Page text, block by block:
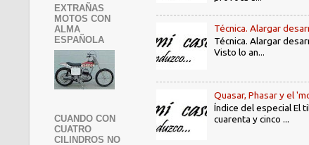
Técnica. Alargar
Técnica. Alargar
Visto lo an...
Quasar, Phasar y el
Índice del especial El
cuarenta y cinco ...
EXTRAÑAS
MOTOS CON
ALMA
ESPAÑOLA
CUANDO CON
CUATRO
CILINDROS NO